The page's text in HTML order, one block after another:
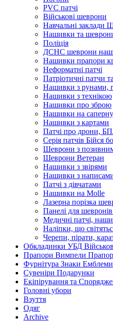
PVC патчі
Військові шеврони
Навчальні заклади
Нашивки та
Поліція
ДСНС шеврони
Нашивки прапори
Неформатні патчі
Патріотичні патчи
Нашивки з рунами,
Нашивки з технікою
Нашивки про зброю
Нашивки на
Нашивки з картами
Патчі про дрони,
Серія патчів Бійся
Шеврони з
Шеврони Ветеран
Нашивки з звірями
Нашивки з
Патчі з дівчатами
Нашивки на Molle
Лазерна порізка
Панелі для
Медичні патчі,
Наліпки, що
Черепи, пірати,
Обкладинки УБД
Прапори Вимпели
Фурнітура Знаки Емблеми
Сувеніри Подарунки
Екіпірування та
Головні убори
Взуття
Одяг
Archive